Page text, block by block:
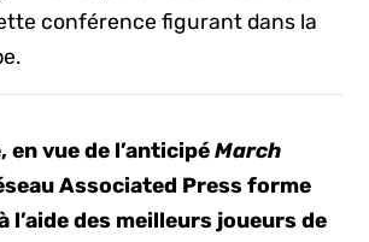
conférence figurant dans la
en vue de l’anticipéMarch
Associated Press forme
l’aide des meilleurs joueurs de